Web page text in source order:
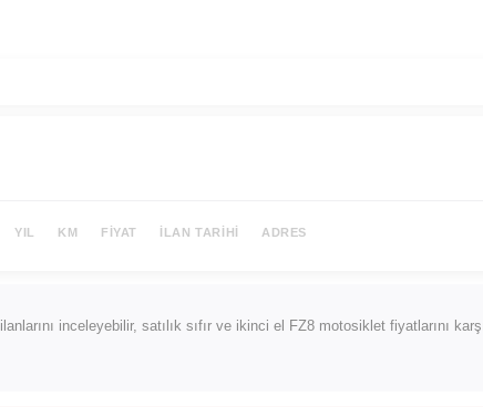
YIL KM FIYAT İLAN TARIHI ADRES
ilanlarını inceleyebilir, satılık sıfır ve ikinci el FZ8 motosiklet fiyatlarını